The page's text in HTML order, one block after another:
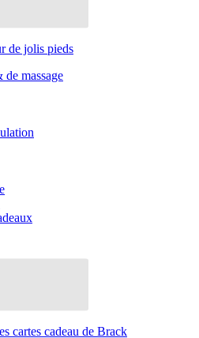
de jolis pieds
massage
cartes cadeau de Brack